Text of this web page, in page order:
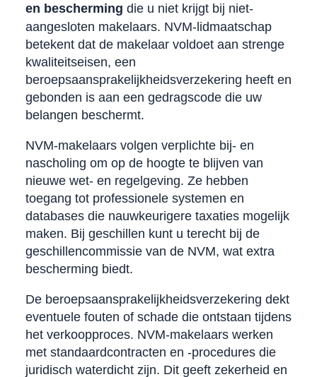
en bescherming die u niet krijgt bij niet-
aangesloten makelaars. NVM-lidmaatschap
betekent dat de makelaar voldoet aan strenge
kwaliteitseisen, een
beroepsaansprakelijkheidsverzekering heeft en
gebonden is aan een gedragscode die uw
belangen beschermt.
NVM-makelaars volgen verplichte bij- en
nascholing om op de hoogte te blijven van
nieuwe wet- en regelgeving. Ze hebben
toegang tot professionele systemen en
databases die nauwkeurigere taxaties mogelijk
maken. Bij geschillen kunt u terecht bij de
geschillencommissie van de NVM, wat extra
bescherming biedt.
De beroepsaansprakelijkheidsverzekering dekt
eventuele fouten of schade die ontstaan tijdens
het verkoopproces. NVM-makelaars werken
met standaardcontracten en -procedures die
juridisch waterdicht zijn. Dit geeft zekerheid en